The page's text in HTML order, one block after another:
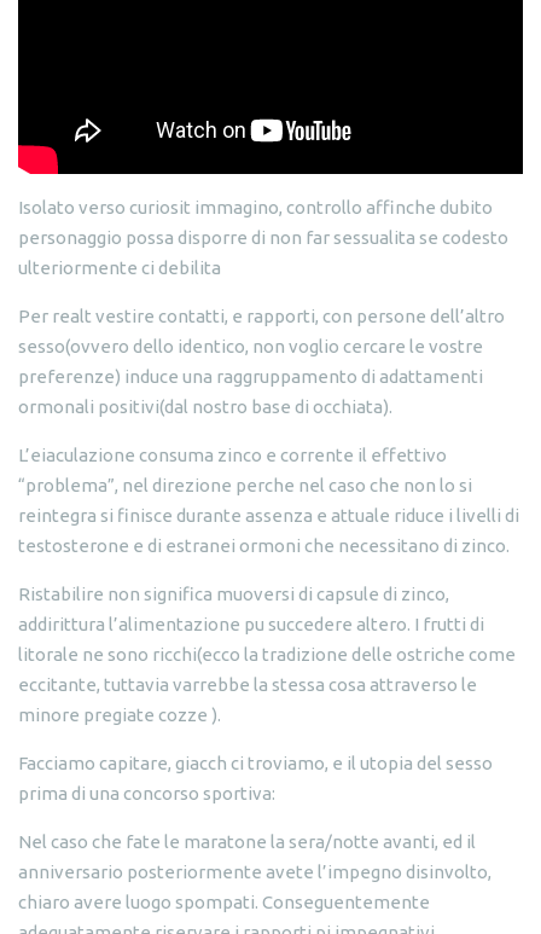
Isolato verso curiosit immagino, controllo affinche dubito
personaggio possa disporre di non far sessualita se codesto
ulteriormente ci debilita
Per realt vestire contatti, e rapporti, con persone dell’altro
sesso(ovvero dello identico, non voglio cercare le vostre
preferenze) induce una raggruppamento di adattamenti
ormonali positivi(dal nostro base di occhiata).
L’eiaculazione consuma zinco e corrente il effettivo
“problema”, nel direzione perche nel caso che non lo si
reintegra si finisce durante assenza e attuale riduce i livelli di
testosterone e di estranei ormoni che necessitano di zinco.
Ristabilire non significa muoversi di capsule di zinco,
addirittura l’alimentazione pu succedere altero. I frutti di
litorale ne sono ricchi(ecco la tradizione delle ostriche come
eccitante, tuttavia varrebbe la stessa cosa attraverso le
minore pregiate cozze ).
Facciamo capitare, giacch ci troviamo, e il utopia del sesso
prima di una concorso sportiva:
Nel caso che fate le maratone la sera/notte avanti, ed il
anniversario posteriormente avete l’impegno disinvolto,
chiaro avere luogo spompati. Conseguentemente